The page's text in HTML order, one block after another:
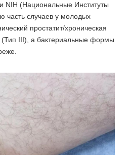
NIH (Национальные Институты
случаев у молодых
простатит/хроническая
(Тип III), а бактериальные формы